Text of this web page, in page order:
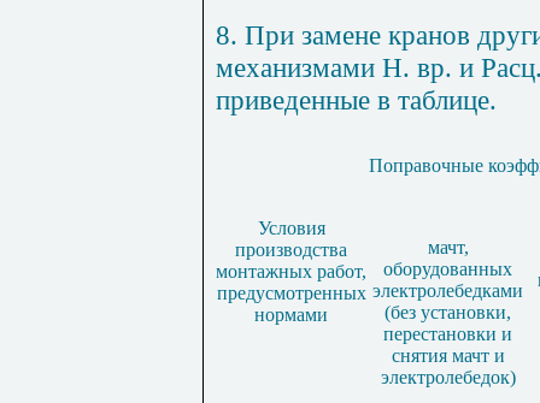
8. При замене кранов
механизмами Н. вр. и
приведенные в таблице.
Условия
производства
монтажных работ,
предусмотренных
нормами
Поправочные
мачт,
оборудованных
электролебедками
(без установки,
перестановки и
снятия мачт и
электролебедок)